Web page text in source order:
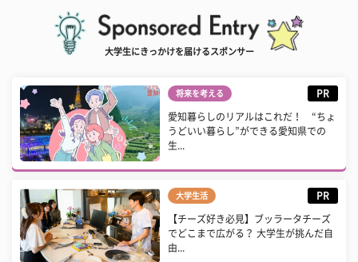
大学生にきっかけを届けるスポンサー
将来を考える PR
愛知暮らしのリアルはこれだ！ “ちょ
うどいい暮らし”ができる愛知県での
生...
大学生活 PR
【チーズ好き必見】ブッラータチーズ
でどこまで広がる？ 大学生が挑んだ自
由...